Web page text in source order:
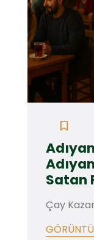
Satan
Çay